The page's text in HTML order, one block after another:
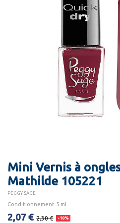
Mini Vernis à
Mathilde 105221
PEGGY SAGE
Conditionnement 5 ml
2,07 € 2,30 € -10%